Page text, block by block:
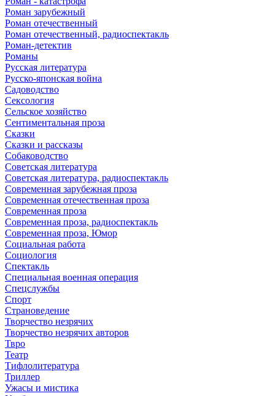
Роман зарубежный
Роман отечественный
Роман отечественный, радиоспектакль
Роман-детектив
Романы
Русская литература
Русско-японская война
Садоводство
Сексология
Сельское хозяйство
Сентиментальная проза
Сказки
Сказки и рассказы
Собаководство
Советская литература
Советская литература, радиоспектакль
Современная зарубежная проза
Современная отечественная проза
Современная проза
Современная проза, радиоспектакль
Современная проза, Юмор
Социальная работа
Социология
Спектакль
Специальная военная операция
Спецслужбы
Спорт
Страноведение
Творчество незрячих
Творчество незрячих авторов
Твро
Театр
Тифлолитература
Триллер
Ужасы и мистика